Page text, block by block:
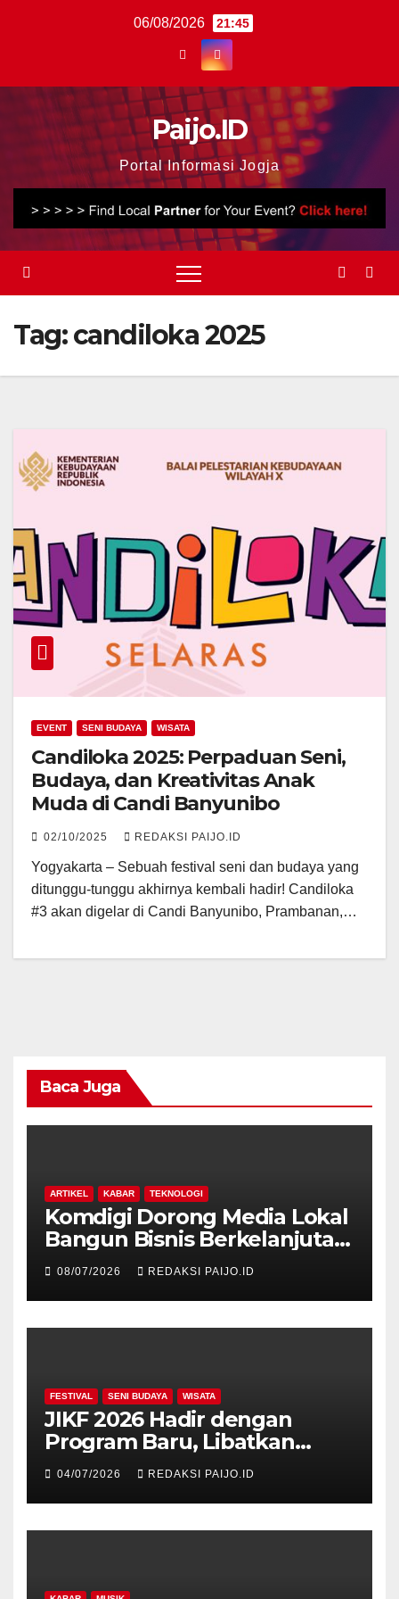
06/08/2026 21:45
Paijo.ID
Portal Informasi Jogja
Tag:candiloka 2025
EVENT SENI BUDAYA WISATA
Candiloka 2025: Perpaduan Seni,
Budaya, dan Kreativitas Anak
Muda di Candi Banyunibo
02/10/2025 REDAKSI PAIJO.ID
Yogyakarta – Sebuah festival seni dan budaya yang
ditunggu-tunggu akhirnya kembali hadir! Candiloka
#3 akan digelar di Candi Banyunibo, Prambanan,…
Baca Juga
ARTIKEL KABAR TEKNOLOGI
Komdigi Dorong Media Lokal
Bangun Bisnis Berkelanjutan
di Era Digital
08/07/2026 REDAKSI PAIJO.ID
FESTIVAL SENI BUDAYA WISATA
JIKF 2026 Hadir dengan
Program Baru, Libatkan
Delegasi dari 17 Negara dan
Ratusan Volunteer
04/07/2026 REDAKSI PAIJO.ID